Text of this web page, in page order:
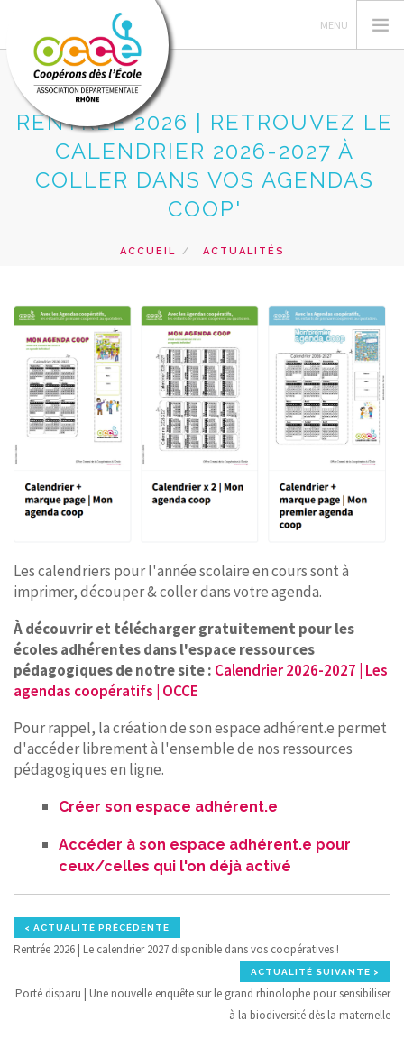
QUI SOMMES-NOUS ?
GESTION DES COOPÉRATIVES
ACTIONS PÉDAGOGIQUES
RECHERCHER
CONTACT
RENTRÉE 2026 | RETROUVEZ LE
CALENDRIER 2026-2027 À
COLLER DANS VOS AGENDAS
COOP'
ACCUEIL
ACTUALITÉS
Les calendriers pour l'année scolaire en cours sont à
imprimer, découper & coller dans votre agenda.
À découvrir et télécharger gratuitement pour les
écoles adhérentes dans l'espace ressources
pédagogiques de notre site : Calendrier 2026-2027 | Les
agendas coopératifs | OCCE
Pour rappel, la création de son espace adhérent.e permet
d'accéder librement à l'ensemble de nos ressources
pédagogiques en ligne.
Créer son espace adhérent.e
Accéder à son espace adhérent.e pour
ceux/celles qui l'on déjà activé
< ACTUALITÉ PRÉCÉDENTE
Rentrée 2026 | Le calendrier 2027 disponible dans vos coopératives !
ACTUALITÉ SUIVANTE >
Porté disparu | Une nouvelle enquête sur le grand rhinolophe pour sensibiliser
à la biodiversité dès la maternelle